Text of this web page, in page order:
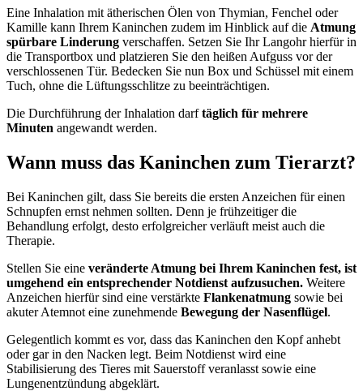
Eine Inhalation mit ätherischen Ölen von Thymian, Fenchel oder
Kamille kann Ihrem Kaninchen zudem im Hinblick auf die Atmung
spürbare Linderung verschaffen. Setzen Sie Ihr Langohr hierfür in
die Transportbox und platzieren Sie den heißen Aufguss vor der
verschlossenen Tür. Bedecken Sie nun Box und Schüssel mit einem
Tuch, ohne die Lüftungsschlitze zu beeinträchtigen.
Die Durchführung der Inhalation darftäglich für mehrere
Minuten angewandt werden.
Wann muss das Kaninchen zum Tierarzt?
Bei Kaninchen gilt, dass Sie bereits die ersten Anzeichen für einen
Schnupfen ernst nehmen sollten. Denn je frühzeitiger die
Behandlung erfolgt, desto erfolgreicher verläuft meist auch die
Therapie.
Stellen Sie eine veränderte Atmung bei Ihrem Kaninchen fest, ist
umgehend ein entsprechender Notdienst aufzusuchen. Weitere
Anzeichen hierfür sind eine verstärkte Flankenatmung sowie bei
akuter Atemnot eine zunehmende Bewegung der Nasenflügel.
Gelegentlich kommt es vor, dass das Kaninchen den Kopf anhebt
oder gar in den Nacken legt. Beim Notdienst wird eine
Stabilisierung des Tieres mit Sauerstoff veranlasst sowie eine
Lungenentzündung abgeklärt.